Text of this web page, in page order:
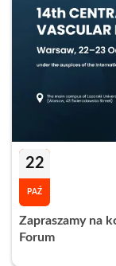
22
PAŹ
Zapraszamy na
Forum